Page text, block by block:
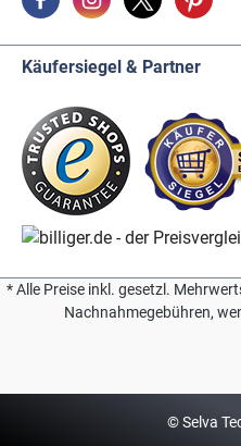
Käufersiegel & Partner
* Alle Preise inkl. gesetzl.
Nachnahmegebühren,
© Selva